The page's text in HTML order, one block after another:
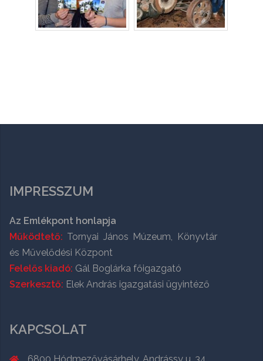
IMPRESSZUM
Az Emlékpont honlapja
Működtető: Tornyai János Múzeum, Könyvtár
és Művelődési Központ
Felelős kiadó: Gál Boglárka főigazgató
Szerkesztő: Elek András igazgatási ügyintéző
KAPCSOLAT
6800 Hódmezővásárhely, Andrássy u. 34.